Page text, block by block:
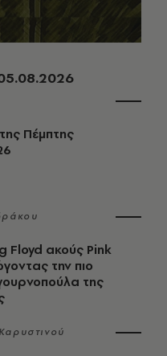
Πέμπτης
Floyd ακούς Pink
την πιο
της